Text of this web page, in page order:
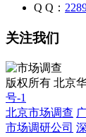
Q Q：
关注我们
版权所有 北京
号-1
北京市场调查
市场调研公司